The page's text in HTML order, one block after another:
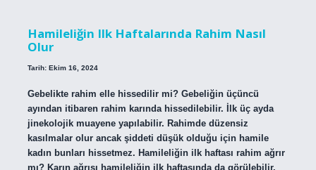
Hamileliğin Ilk Haftalarında Rahim Nasıl
Olur
Tarih: Ekim 16, 2024
Gebelikte rahim elle hissedilir mi? Gebeliğin üçüncü
ayından itibaren rahim karında hissedilebilir. İlk üç ayda
jinekolojik muayene yapılabilir. Rahimde düzensiz
kasılmalar olur ancak şiddeti düşük olduğu için hamile
kadın bunları hissetmez. Hamileliğin ilk haftası rahim ağrır
mı? Karın ağrısı hamileliğin ilk haftasında da görülebilir.